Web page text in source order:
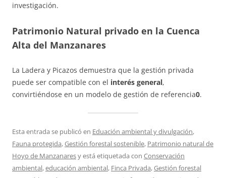
investigación.
Patrimonio Natural privado en la Cuenca
Alta del Manzanares
La Ladera y Picazos demuestra que la gestión privada
puede ser compatible con el interés general,
convirtiéndose en un modelo de gestión de referencia0.
Esta entrada se publicó en Eduación ambiental y divulgación,
Fauna protegida,Gestión forestal sostenible, Patrimonio natural de
Hoyo de Manzanaresy está etiquetada con Conservación
ambiental,educación ambiental, Finca Privada,Gestión forestal